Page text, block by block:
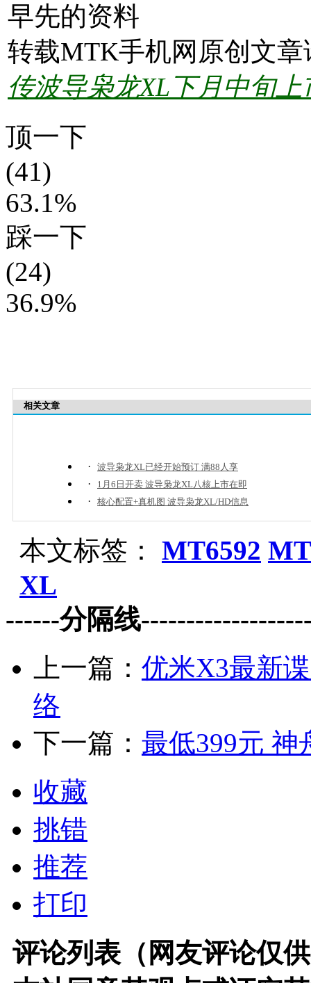
早先的资料
转载MTK手机网原创文
传波导枭龙XL下月中旬上
顶一下
(41)
63.1%
踩一下
(24)
36.9%
相关文章
· 波导枭龙XL已经开始预订 满88人享
· 1月6日开卖 波导枭龙XL八核上市在即
· 核心配置+真机图 波导枭龙XL/HD信息
本文标签： MT6592
XL
------分隔线
上一篇： 优米X3最新
络
下一篇： 最低399元 神
收藏
挑错
推荐
打印
评论列表（网友评论仅